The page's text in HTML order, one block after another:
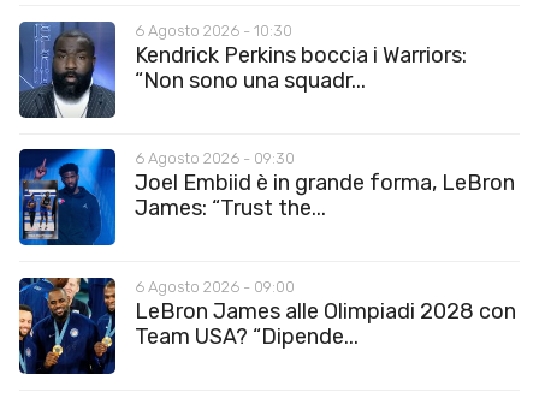
6 Agosto 2026 - 10:30
Kendrick Perkins boccia i Warriors:
“Non sono una squadr...
6 Agosto 2026 - 09:30
Joel Embiid è in grande forma, LeBron
James: “Trust the...
6 Agosto 2026 - 09:00
LeBron James alle Olimpiadi 2028 con
Team USA? “Dipende...